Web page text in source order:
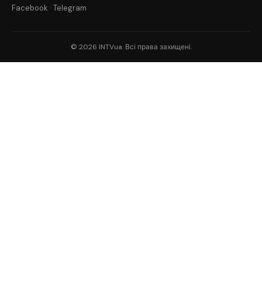
Facebook · Telegram
© 2026 INTVua. Всі права захищені.